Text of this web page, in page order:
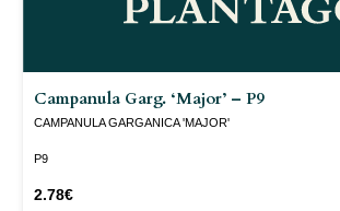
Campanula Garg. ‘Major’ – P9
CAMPANULA GARGANICA 'MAJOR'
P9
2.78€